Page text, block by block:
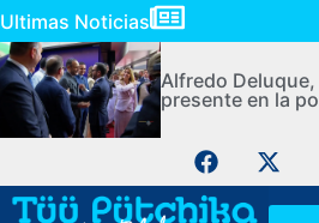
Ultimas Noticias
Alfredo
presente en la